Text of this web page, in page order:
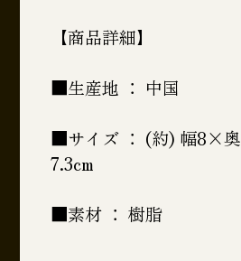
【商品詳細】
■生産地 ： 中国
■サイズ ： (約) 幅8×
7.3cm
■素材 ： 樹脂